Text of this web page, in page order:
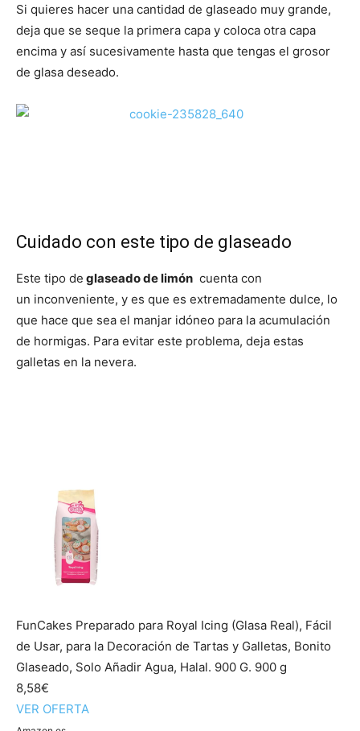
Si quieres hacer una cantidad de glaseado muy grande,
deja que se seque la primera capa y coloca otra capa
encima y así sucesivamente hasta que tengas el grosor
de glasa deseado.
Cuidado con este tipo de glaseado
Este tipo de glaseado de limón cuenta con
un inconveniente, y es que es extremadamente dulce, lo
que hace que sea el manjar idóneo para la acumulación
de hormigas. Para evitar este problema, deja estas
galletas en la nevera.
FunCakes Preparado para Royal Icing (Glasa Real), Fácil
de Usar, para la Decoración de Tartas y Galletas, Bonito
Glaseado, Solo Añadir Agua, Halal. 900 G. 900 g
8,58€
VER OFERTA